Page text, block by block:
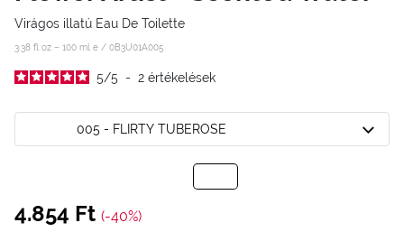
Virágos illatú Eau De Toilette
3.38 fl oz – 100 ml e / 0B3U01A005
5/5 - 2 értékelések
005 - FLIRTY TUBEROSE
4.854 Ft (-40%)